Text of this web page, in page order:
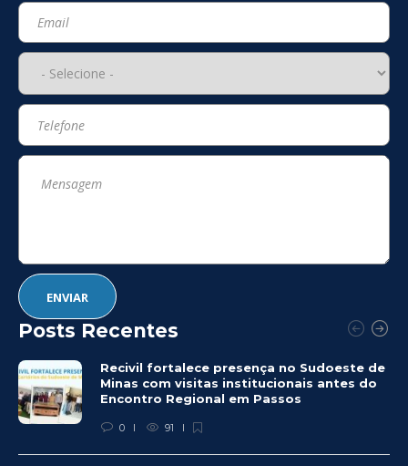
Posts Recentes
Recivil fortalece presença no Sudoeste de
Minas com visitas institucionais antes do
Encontro Regional em Passos
0 91